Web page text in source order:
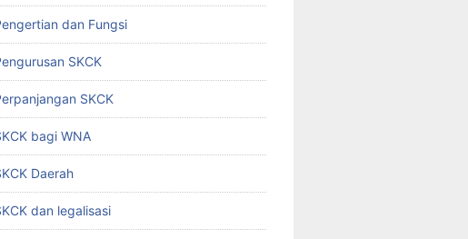
dan Fungsi
SKCK
SKCK
bagi WNA
Daerah
dan legalisasi